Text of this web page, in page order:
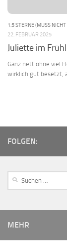
1.5 STERNE (MUSS
22. FEBRUAR 2025
Juliette im
Ganz nett ohne viel
wirklich gut besetzt,
FOLGEN:
MEHR